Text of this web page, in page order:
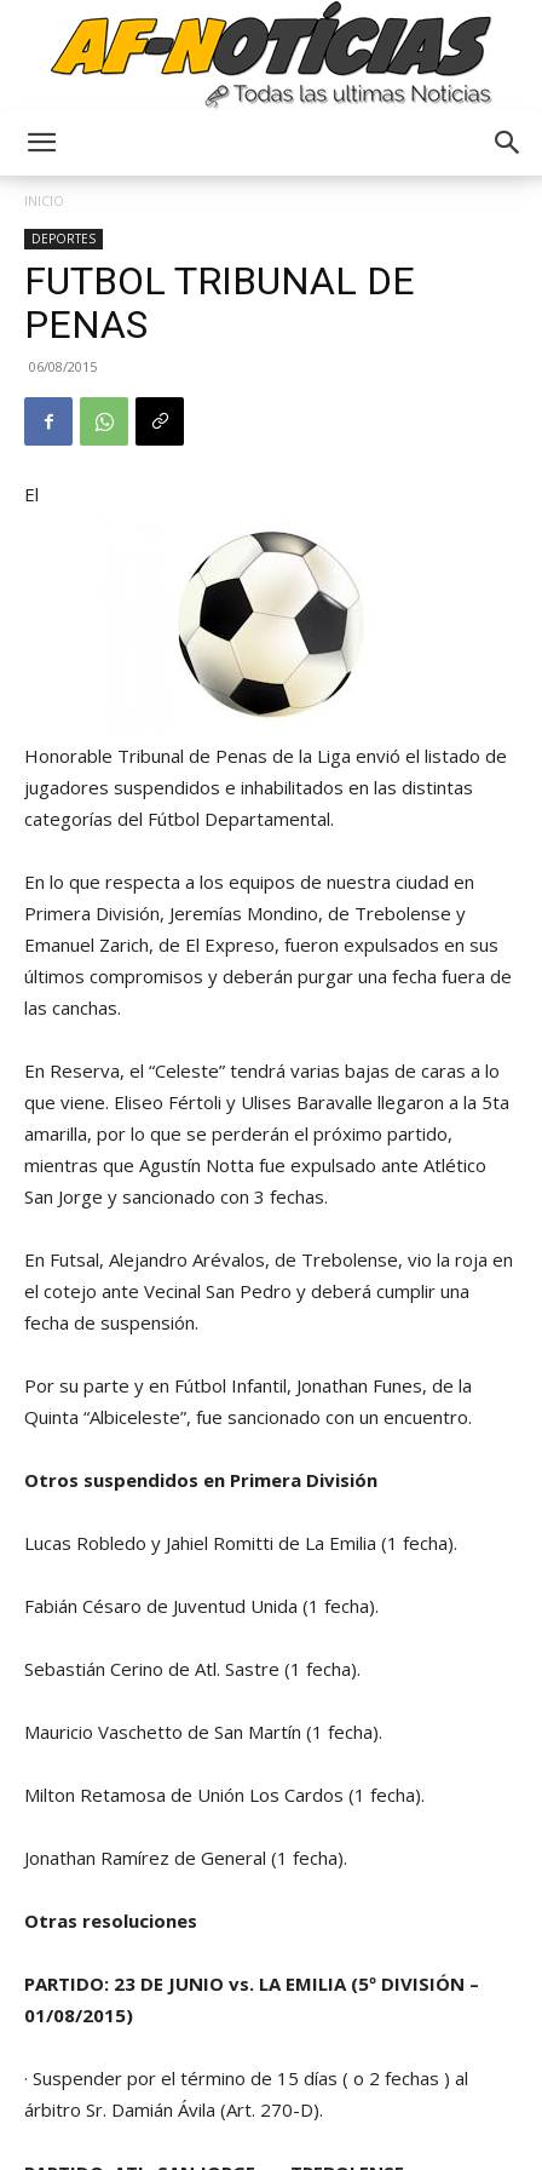
INICIO
DEPORTES
FUTBOL TRIBUNAL DE
PENAS
06/08/2015
El
Honorable Tribunal de Penas de la Liga envió el listado de
jugadores suspendidos e inhabilitados en las distintas
categorías del Fútbol Departamental.
En lo que respecta a los equipos de nuestra ciudad en
Primera División, Jeremías Mondino, de Trebolense y
Emanuel Zarich, de El Expreso, fueron expulsados en sus
últimos compromisos y deberán purgar una fecha fuera de
las canchas.
En Reserva, el “Celeste” tendrá varias bajas de caras a lo
que viene. Eliseo Fértoli y Ulises Baravalle llegaron a la 5ta
amarilla, por lo que se perderán el próximo partido,
mientras que Agustín Notta fue expulsado ante Atlético
San Jorge y sancionado con 3 fechas.
En Futsal, Alejandro Arévalos, de Trebolense, vio la roja en
el cotejo ante Vecinal San Pedro y deberá cumplir una
fecha de suspensión.
Por su parte y en Fútbol Infantil, Jonathan Funes, de la
Quinta “Albiceleste”, fue sancionado con un encuentro.
Otros suspendidos en Primera División
Lucas Robledo y Jahiel Romitti de La Emilia (1 fecha).
Fabián Césaro de Juventud Unida (1 fecha).
Sebastián Cerino de Atl. Sastre (1 fecha).
Mauricio Vaschetto de San Martín (1 fecha).
Milton Retamosa de Unión Los Cardos (1 fecha).
Jonathan Ramírez de General (1 fecha).
Otras resoluciones
PARTIDO: 23 DE JUNIO vs. LA EMILIA (5º DIVISIÓN –
01/08/2015)
· Suspender por el término de 15 días ( o 2 fechas ) al
árbitro Sr. Damián Ávila (Art. 270-D).